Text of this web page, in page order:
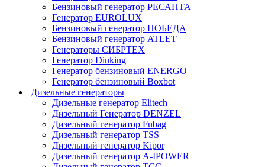
Бензиновый генератор РЕСАНТА
Генератор EUROLUX
Бензиновый генератор ПОБЕДА
Бензиновый генератор ATLET
Генераторы СИБРТЕХ
Генератор Dinking
Генератор бензиновый ENERGO
Генератор бензиновый Boxbot
Дизельные генераторы
Дизельные генератор Elitech
Дизельный Генератор DENZEL
Дизельный генератор Fubag
Дизельный генератор ТSS
Дизельный генератор Kipor
Дизельный генератор A-IPOWER